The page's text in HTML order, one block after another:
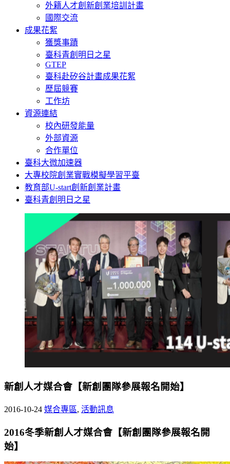
外籍人才創新創業培訓計畫
國際交流
成果花絮
獲獎事蹟
臺科青創明日之星
GTEP
臺科赴矽谷計畫成果花絮
歷屆競賽
工作坊
資源連結
校內研發能量
外部資源
合作單位
臺科大微加速器
大專校院創業實戰模擬學習平臺
教育部U-start創新創業計畫
臺科青創明日之星
新創人才媒合會【新創團隊參展報名開始】
2016-10-24 媒合專區, 活動訊息
2016冬季新創人才媒合會【新創團隊參展報名開
始】